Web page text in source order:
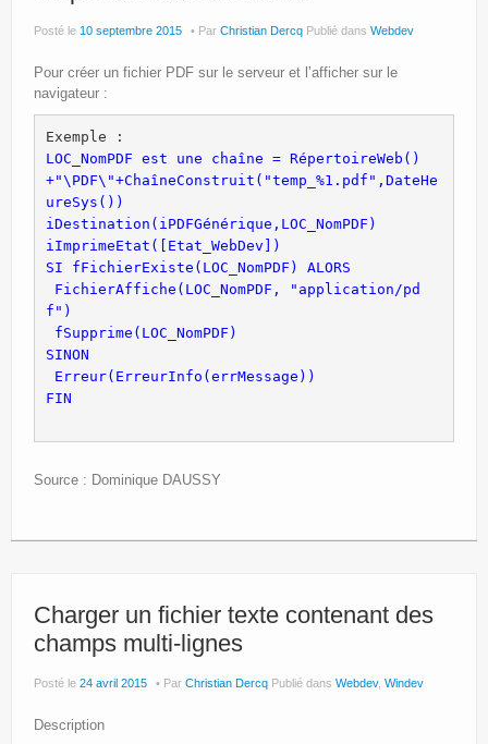
Posté le 10 septembre 2015 Par Christian Dercq Publié dans Webdev
Pour créer un fichier PDF sur le serveur et l’afficher sur le
navigateur :
LOC_NomPDF est une chaîne = RépertoireWeb()
+"\PDF\"+ChaîneConstruit("temp_%1.pdf",DateHe
ureSys())
iDestination(iPDFGénérique,LOC_NomPDF)
iImprimeEtat([Etat_WebDev])
SI fFichierExiste(LOC_NomPDF) ALORS
f")
fSupprime(LOC_NomPDF)
SINON
Erreur(ErreurInfo(errMessage))
Source : Dominique DAUSSY
Charger un fichier texte contenant des
champs multi-lignes
Posté le 24 avril 2015 Par Christian Dercq Publié dans Webdev, Windev
Description